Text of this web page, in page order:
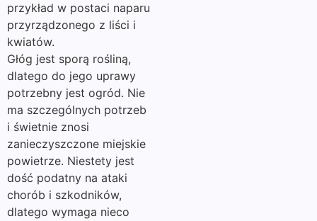
przykład w postaci naparu
przyrządzonego z liści i
kwiatów.
Głóg jest sporą rośliną,
dlatego do jego uprawy
potrzebny jest ogród. Nie
ma szczególnych potrzeb
i świetnie znosi
zanieczyszczone miejskie
powietrze. Niestety jest
dość podatny na ataki
chorób i szkodników,
dlatego wymaga nieco